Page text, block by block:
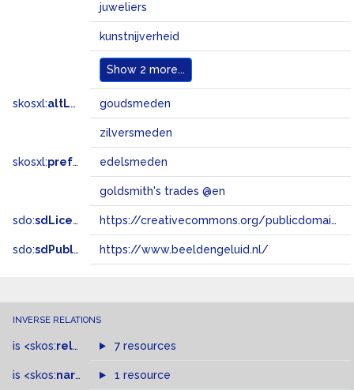
juweliers
kunstnijverheid
Show 2 more...
skosxl:altLabel goudsmeden
zilversmeden
skosxl:prefLabel edelsmeden
goldsmith's trades @en
sdo:sdLicense https://creativecommons.org/publicdomain/zero/1.0/
sdo:sdPublisher https://www.beeldengeluid.nl/
INVERSE RELATIONS
is <skos:related > of
7 resources
is <skos:narrower >of
1 resource